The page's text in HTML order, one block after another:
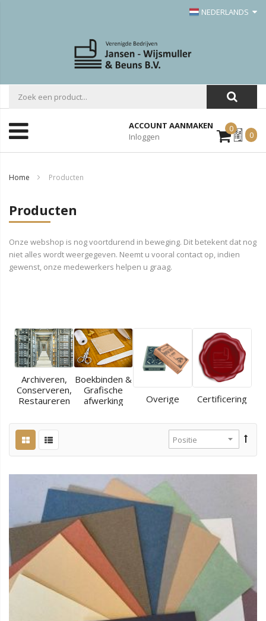
NEDERLANDS
ACCOUNT AANMAKEN
Inloggen
0Mijn
Offerte
0
Home Producten
Producten
Onze webshop is nog voortdurend in beweging. Dit betekent dat nog
niet alles wordt weergegeven. Neemt u vooral contact op, indien
gewenst, onze medewerkers helpen u graag.
Archiveren,
Conserveren,
Restaureren
Boekbinden &
Grafische
afwerking
Overige Certificering